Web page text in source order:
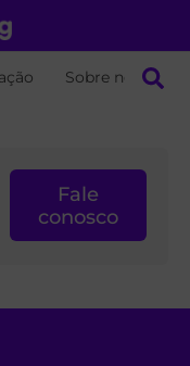
Sobre nós
Fale
conosco